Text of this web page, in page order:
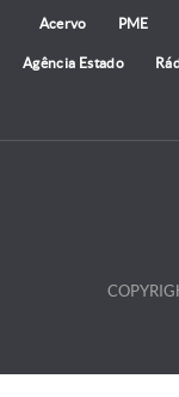
Acervo PME
Agência Estado